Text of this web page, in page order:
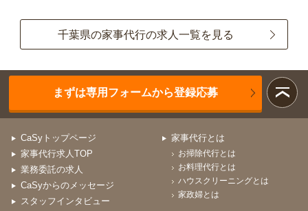
千葉県の家事代行の求人一覧を見る
まずは専用フォームから登録応募
CaSyトップページ
家事代行求人TOP
業務委託の求人
CaSyからのメッセージ
スタッフインタビュー
家事代行とは
お掃除代行とは
お料理代行とは
ハウスクリーニングとは
家政婦とは